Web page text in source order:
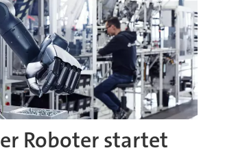
Roboter startet